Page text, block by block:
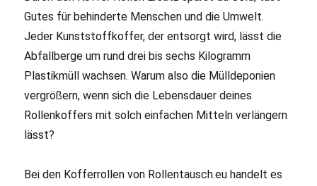
Gutes für behinderte Menschen und die Umwelt.
Jeder Kunststoffkoffer, der entsorgt wird, lässt die
Abfallberge um rund drei bis sechs Kilogramm
Plastikmüll wachsen. Warum also die Mülldeponien
vergrößern, wenn sich die Lebensdauer deines
Rollenkoffers mit solch einfachen Mitteln verlängern
lässt?
Bei den Kofferrollen von Rollentausch.eu handelt es